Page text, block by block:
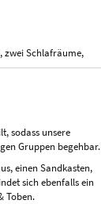
zwei Schlafräume,
sodass unsere
Gruppen begehbar.
einen Sandkasten,
sich ebenfalls ein
Toben.